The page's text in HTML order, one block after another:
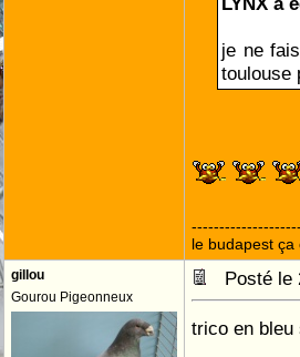
je ne
toulouse
--------------------
le budapest ça
gillou
Gourou Pigeonneux
Posté le
trico en bleu